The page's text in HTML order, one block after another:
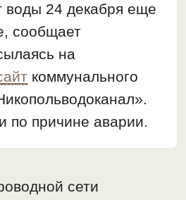
воды 24 декабря еще
сообщает
на
коммунального
по причине аварии.
сети